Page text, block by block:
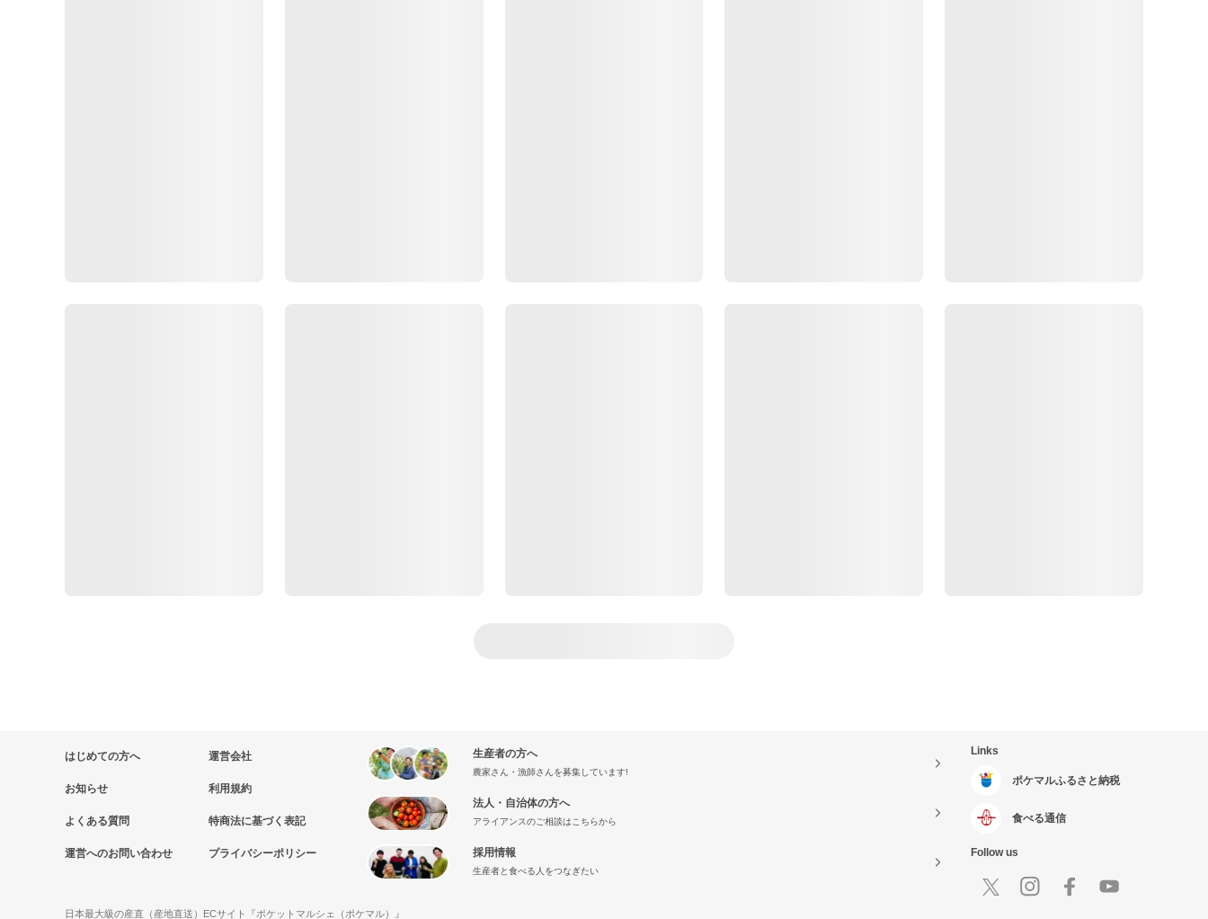
はじめての方へ
お知らせ
よくある質問
運営へのお問い合わせ
運営会社
利用規約
特商法に基づく表記
プライバシーポリシー
生産者の方へ
農家さん・漁師さんを募集しています!
法人・自治体の方へ
アライアンスのご相談はこちらから
採用情報
生産者と食べる人をつなぎたい
Links
ポケマルふるさと納税
食べる通信
Follow us
日本最大級の産直（産地直送）ECサイト『ポケットマルシェ（ポケマル）』